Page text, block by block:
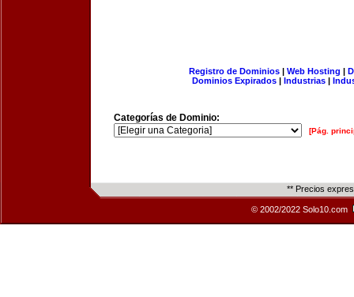
Registro de Dominios| Web Hosting |
Dominios Expirados | Industrias |
Categorías de Dominio:
[Pág.
** Precios
© 2002/2022 Solo10.com